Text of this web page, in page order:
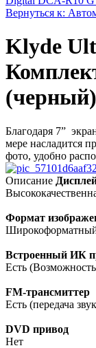
Вернуться к:
Klyde
(черный)
Благодаря 7”
мере насладится
фото, удобно
Описание
Формат
Встроенный ИК
Есть
FM-трансмиттер
Есть (передача
DVD привод
Нет